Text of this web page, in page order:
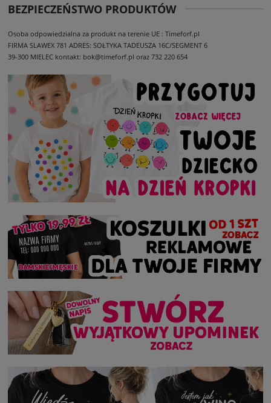
BEZPIECZEŃSTWO PRODUKTÓW
Osoba odpowiedzialna za produkt na terenie UE : Timeforf.pl
FIRMA SLAWEX 781 ADRES: SOŁTYKA TADEUSZA 16C/SEGMENT 6
39-300 MIELEC kontakt: bok@timeforf.pl oraz 732 220 654